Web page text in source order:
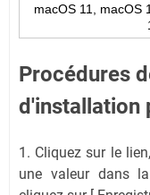
macOS 11, macOS
Procédures
d'installation
1. Cliquez sur le
une valeur dans